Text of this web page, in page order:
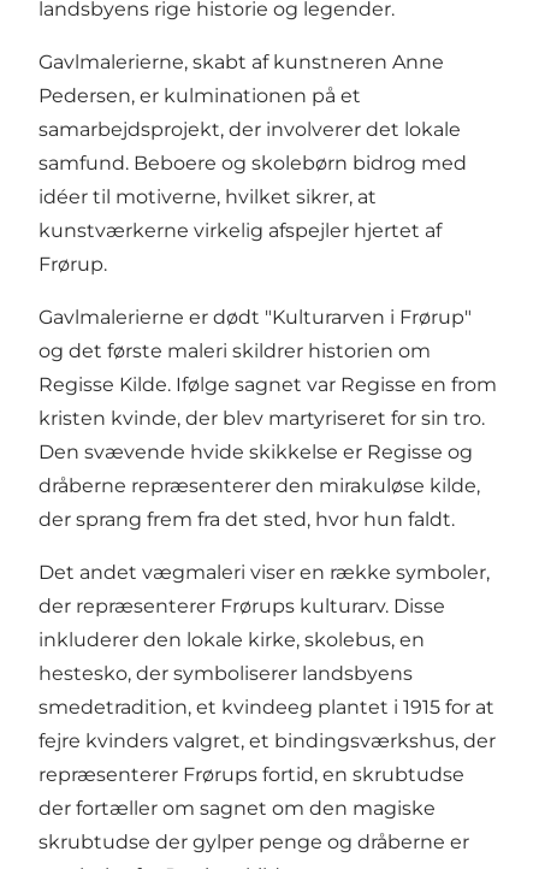
landsbyens rige historie og legender.
Gavlmalerierne, skabt af kunstneren Anne
Pedersen, er kulminationen på et
samarbejdsprojekt, der involverer det lokale
samfund. Beboere og skolebørn bidrog med
idéer til motiverne, hvilket sikrer, at
kunstværkerne virkelig afspejler hjertet af
Frørup.
Gavlmalerierne er dødt "Kulturarven i Frørup"
og det første maleri skildrer historien om
Regisse Kilde. Ifølge sagnet var Regisse en from
kristen kvinde, der blev martyriseret for sin tro.
Den svævende hvide skikkelse er Regisse og
dråberne repræsenterer den mirakuløse kilde,
der sprang frem fra det sted, hvor hun faldt.
Det andet vægmaleri viser en række symboler,
der repræsenterer Frørups kulturarv. Disse
inkluderer den lokale kirke, skolebus, en
hestesko, der symboliserer landsbyens
smedetradition, et kvindeeg plantet i 1915 for at
fejre kvinders valgret, et bindingsværkshus, der
repræsenterer Frørups fortid, en skrubtudse
der fortæller om sagnet om den magiske
skrubtudse der gylper penge og dråberne er